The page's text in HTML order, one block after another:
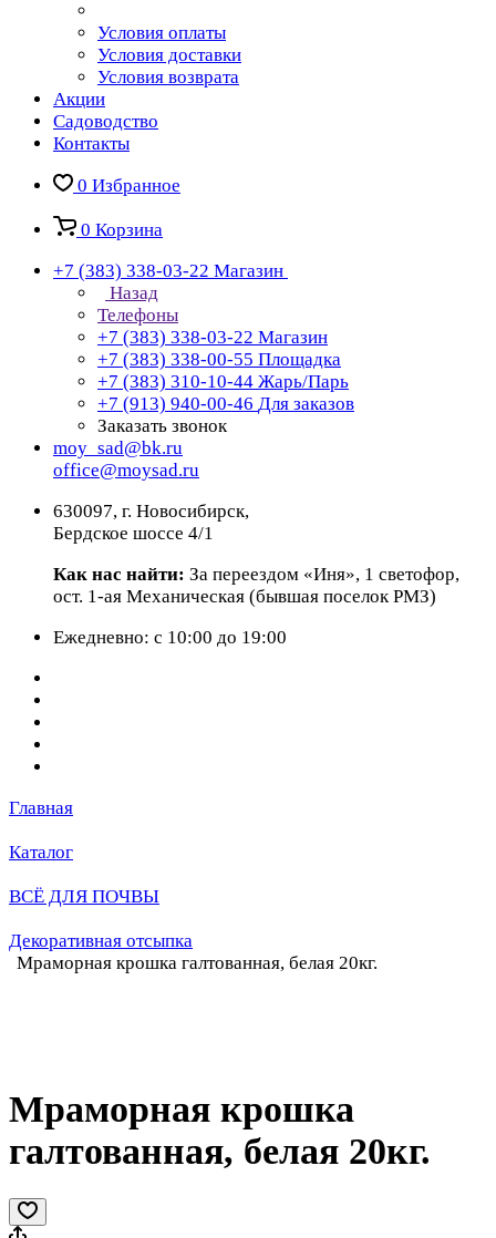
Условия оплаты
Условия доставки
Условия возврата
Акции
Садоводство
Контакты
0 Избранное
0 Корзина
+7 (383) 338-03-22 Магазин
Назад
Телефоны
+7 (383) 338-03-22 Магазин
+7 (383) 338-00-55 Площадка
+7 (383) 310-10-44 Жарь/Парь
+7 (913) 940-00-46 Для заказов
Заказать звонок
moy_sad@bk.ru
office@moysad.ru
630097, г. Новосибирск,
Бердское шоссе 4/1
Как нас найти: За переездом «Иня», 1 светофор,
ост. 1-ая Механическая (бывшая поселок РМЗ)
Ежедневно: с 10:00 до 19:00
Главная
Каталог
ВСЁ ДЛЯ ПОЧВЫ
Декоративная отсыпка
Мраморная крошка галтованная, белая 20кг.
Мраморная крошка
галтованная, белая 20кг.